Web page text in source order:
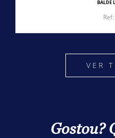
BALDE
VER
Gostou?